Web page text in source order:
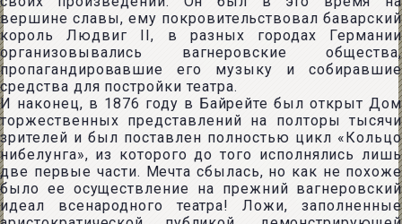
вершине славы, ему покровительствовал баварский
король Людвиг II, в разных городах Германии
организовывались вагнеровские общества,
пропагандировавшие его музыку и собиравшие
средства для постройки театра.
И наконец, в 1876 году в Байрейте был открыт Дом
торжественных представлений на полторы тысячи
зрителей и был поставлен полностью цикл «Кольцо
нибелунга», из которого до того исполнялись лишь
две первые части. Мечта сбылась, но как не похоже
было ее осуществление на прежний вагнеровский
идеал всенародного театра! Ложи, заполненные